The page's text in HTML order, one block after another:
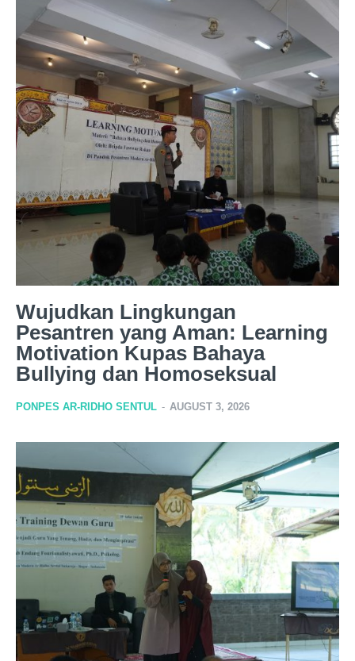
Wujudkan Lingkungan
Pesantren yang Aman: Learning
Motivation Kupas Bahaya
Bullying dan Homoseksual
PONPES AR-RIDHO SENTUL - AUGUST 3, 2026